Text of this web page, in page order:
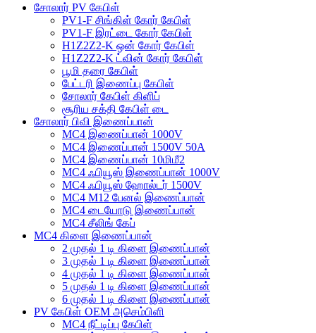
சோலார் PV கேபிள்
PV1-F சிங்கிள் கோர் கேபிள்
PV1-F இரட்டை கோர் கேபிள்
H1Z2Z2-K ஒன் கோர் கேபிள்
H1Z2Z2-K ட்வின் கோர் கேபிள்
பூமி தரை கேபிள்
பேட்டரி இணைப்பு கேபிள்
சோலார் கேபிள் கிளிப்
சூரிய சக்தி கேபிள் டை
சோலார் பிவி இணைப்பான்
MC4 இணைப்பான் 1000V
MC4 இணைப்பான் 1500V 50A
MC4 இணைப்பான் 10மிமீ2
MC4 ஃபியூஸ் இணைப்பான் 1000V
MC4 ஃபியூஸ் ஹோல்டர் 1500V
MC4 M12 பேனல் இணைப்பான்
MC4 டையோடு இணைப்பான்
MC4 சீலிங் கேப்
MC4 கிளை இணைப்பான்
2 முதல் 1 டி கிளை இணைப்பான்
3 முதல் 1 டி கிளை இணைப்பான்
4 முதல் 1 டி கிளை இணைப்பான்
5 முதல் 1 டி கிளை இணைப்பான்
6 முதல் 1 டி கிளை இணைப்பான்
PV கேபிள் OEM அசெம்பிளி
MC4 நீட்டிப்பு கேபிள்